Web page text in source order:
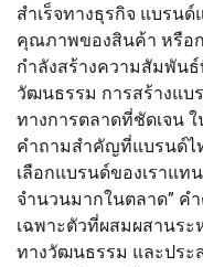
สำเร็จทางธุรกิจ แบรน
คุณภาพของสินค้า หรือ
กำลังสร้างความสัมพัน
วัฒนธรรม การสร้างแบ
ทางการตลาดที่ชัดเจน
คำถามสำคัญที่แบรนด์ไ
เลือกแบรนด์ของเราแ
จำนวนมากในตลาด”
เฉพาะตัวที่ผสมผสานร
ทางวัฒนธรรม และประ